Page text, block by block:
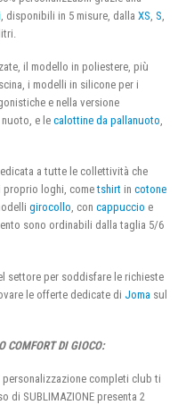
, disponibili in 5 misure, dalla XS S
litri.
il modello in poliestere, più
i modelli in silicone per i
e nella versione
e le calottine da pallanuoto,
a tutte le collettività che
proprio loghi, cometshirt in cotone
girocollo, con cappuccio e
sono ordinabili dalla taglia 5/6
settore per soddisfare le richieste
le offerte dedicate di Joma sul
COMFORT DI GIOCO:
completi club ti
di SUBLIMAZIONE presenta 2